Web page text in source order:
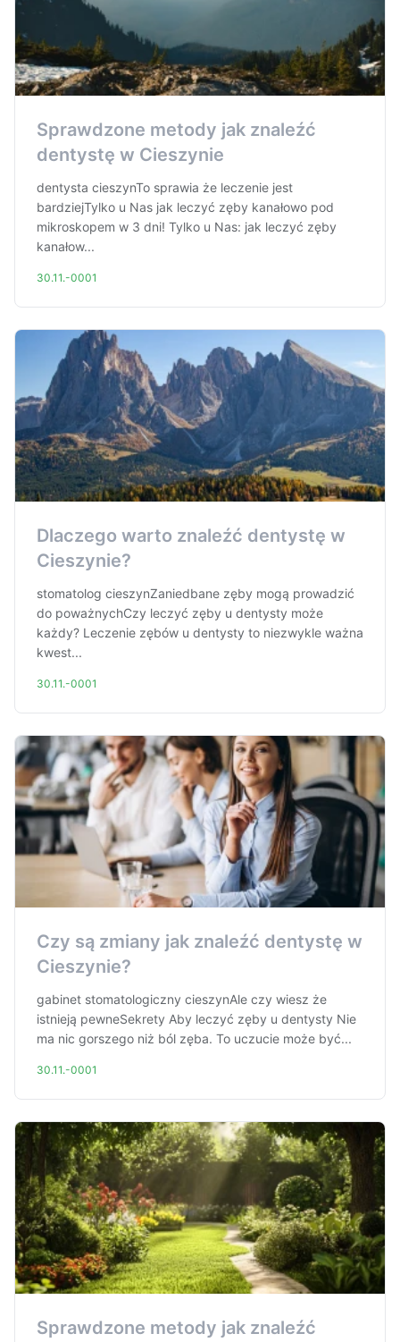
Sprawdzone metody jak znaleźć
dentystę w Cieszynie
dentysta cieszynTo sprawia że leczenie jest
bardziejTylko u Nas jak leczyć zęby kanałowo pod
mikroskopem w 3 dni! Tylko u Nas: jak leczyć zęby
kanałow...
30.11.-0001
Dlaczego warto znaleźć dentystę w
Cieszynie?
stomatolog cieszynZaniedbane zęby mogą prowadzić
do poważnychCzy leczyć zęby u dentysty może
każdy? Leczenie zębów u dentysty to niezwykle ważna
kwest...
30.11.-0001
Czy są zmiany jak znaleźć dentystę w
Cieszynie?
gabinet stomatologiczny cieszynAle czy wiesz że
istnieją pewneSekrety Aby leczyć zęby u dentysty Nie
ma nic gorszego niż ból zęba. To uczucie może być...
30.11.-0001
Sprawdzone metody jak znaleźć